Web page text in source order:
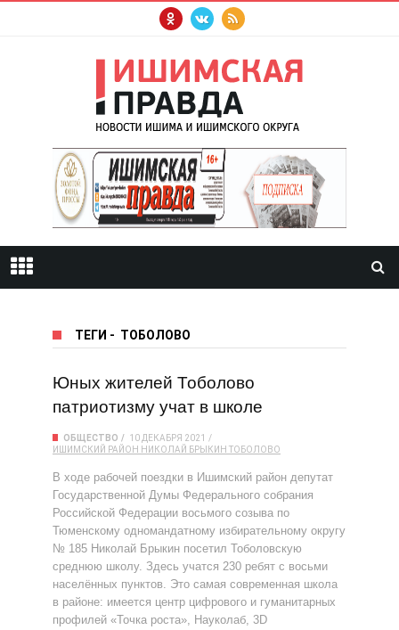
ТЕГИ - ТОБОЛОВО
Юных жителей Тоболово
патриотизму учат в школе
ОБЩЕСТВО
10 ДЕКАБРЯ 2021
ИШИМСКИЙ РАЙОН НИКОЛАЙ БРЫКИН ТОБОЛОВО
В ходе рабочей поездки в Ишимский район депутат
Государственной Думы Федерального собрания
Российской Федерации восьмого созыва по
Тюменскому одномандатному избирательному округу
№ 185 Николай Брыкин посетил Тоболовскую
среднюю школу. Здесь учатся 230 ребят с восьми
населённых пунктов. Это самая современная школа
в районе: имеется центр цифрового и гуманитарных
профилей «Точка роста», Науколаб, 3D